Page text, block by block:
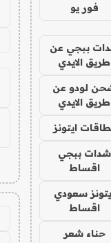
فور يو
ببجي عن
طريق الايدي
لودو عن
طريق الايدي
ايتونز
شدات ببجي
اقساط
سعودي
اقساط
حناء شعر